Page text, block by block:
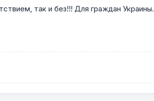
так и без!!! Для граждан Украины.